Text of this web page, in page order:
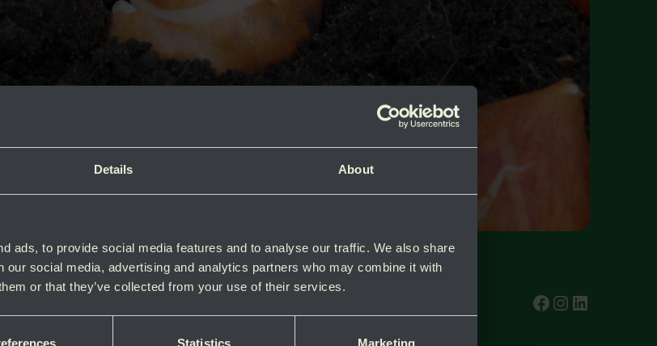
Details About
ads, to provide social media features and to analyse our traffic. We also share
our social media, advertising and analytics partners who may combine it with
or that they’ve collected from your use of their services.
testInstagram
test